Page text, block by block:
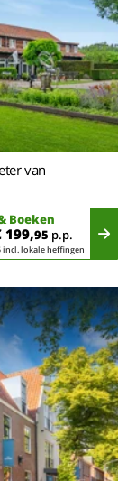
van
Boeken
199,95 p.p.
incl. lokale heffingen